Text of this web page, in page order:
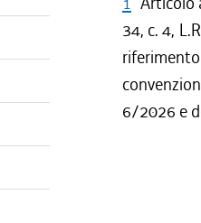
34, c. 4,
6/2026 e